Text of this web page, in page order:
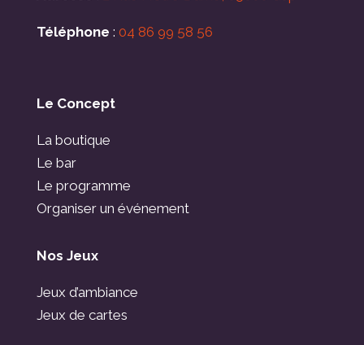
Téléphone : 04 86 99 58 56
Le Concept
La boutique
Le bar
Le programme
Organiser un événement
Nos Jeux
Jeux d’ambiance
Jeux de cartes